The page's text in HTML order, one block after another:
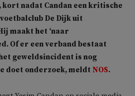
nadat Candan een kritische
De Dijk uit
maakt het ‘naar
Of er een verband bestaat
geweldsincident is nog
doet onderzoek, meldt NOS.